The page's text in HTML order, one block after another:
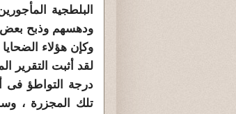
البلطجية
ودهسهم وذبح بعض
وكإن هؤلاء
لقد أثبت التقرير
درجة التواطؤ فى
تلك المجزرة ،